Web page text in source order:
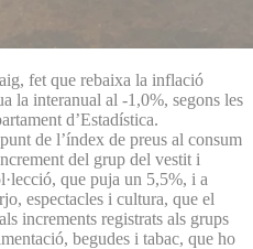
fet que rebaixa la inflació
la interanual al -1,0%, segons les
d’Estadística.
de l’índex de preus al consum
del grup del vestit i
que puja un 5,5%, i a
espectacles i cultura, que el
increments registrats als grups
begudes i tabac, que ho